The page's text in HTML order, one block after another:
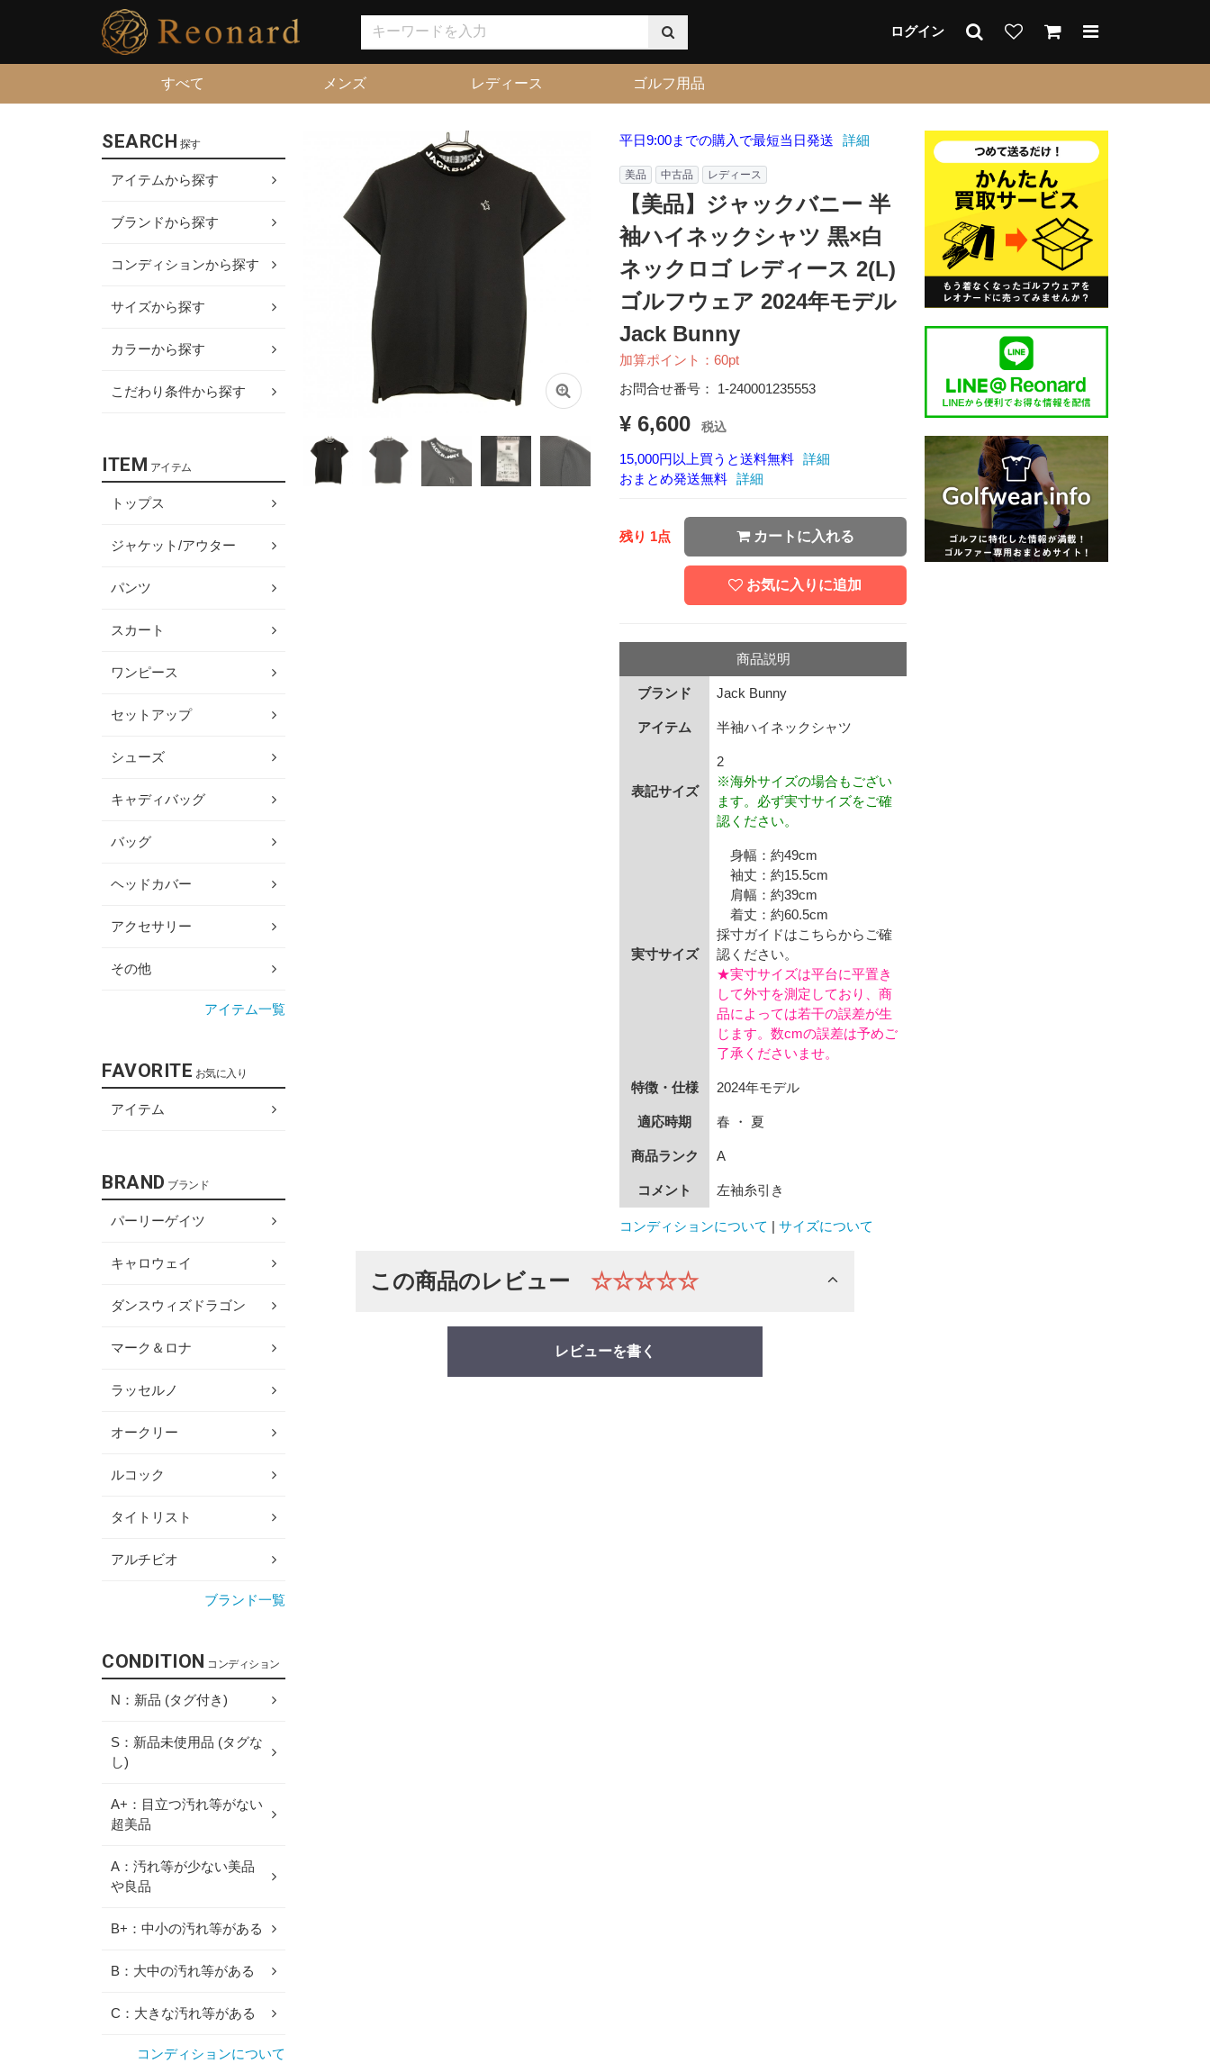
ログイン
すべて メンズ レディース ゴルフ用品
平日9:00までの購入で最短当日発送 詳細
美品 中古品 レディース
【美品】ジャックバニー 半
袖ハイネックシャツ 黒×白
ネックロゴ レディース 2(L)
ゴルフウェア 2024年モデル
Jack Bunny
加算ポイント： 60pt
お問合せ番号： 1-240001235553
¥ 6,600 税込
15,000円以上買うと送料無料 詳細
おまとめ発送無料 詳細
残り 1点 カートに入れる
お気に入りに追加
商品説明
ブランド Jack Bunny
アイテム 半袖ハイネックシャツ
表記サイズ
2
※海外サイズの場合もござい
ます。必ず実寸サイズをご確
認ください。
実寸サイズ
身幅：約49cm
袖丈：約15.5cm
肩幅：約39cm
着丈：約60.5cm
採寸ガイドはこちらからご確
認ください。
★実寸サイズは平台に平置き
して外寸を測定しており、商
品によっては若干の誤差が生
じます。数cmの誤差は予めご
了承くださいませ。
特徴・仕様 2024年モデル
適応時期 春 ・ 夏
商品ランク A
コメント 左袖糸引き
コンディションについて | サイズについて
この商品のレビュー ☆☆☆☆☆
レビューを書く
SEARCH 探す
アイテムから探す
ブランドから探す
コンディションから探す
サイズから探す
カラーから探す
こだわり条件から探す
ITEM アイテム
トップス
ジャケット/アウター
パンツ
スカート
ワンピース
セットアップ
シューズ
キャディバッグ
バッグ
ヘッドカバー
アクセサリー
その他
アイテム一覧
FAVORITE お気に入り
アイテム
BRAND ブランド
パーリーゲイツ
キャロウェイ
ダンスウィズドラゴン
マーク＆ロナ
ラッセルノ
オークリー
ルコック
タイトリスト
アルチビオ
ブランド一覧
CONDITION コンディション
N：新品 (タグ付き)
S：新品未使用品 (タグな
し)
A+：目立つ汚れ等がない
超美品
A：汚れ等が少ない美品
や良品
B+：中小の汚れ等がある
B：大中の汚れ等がある
C：大きな汚れ等がある
コンディションについて